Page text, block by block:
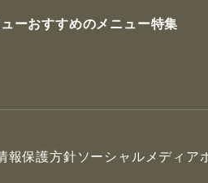
ーおすすめのメニュー特集
報保護方針ソーシャルメディア